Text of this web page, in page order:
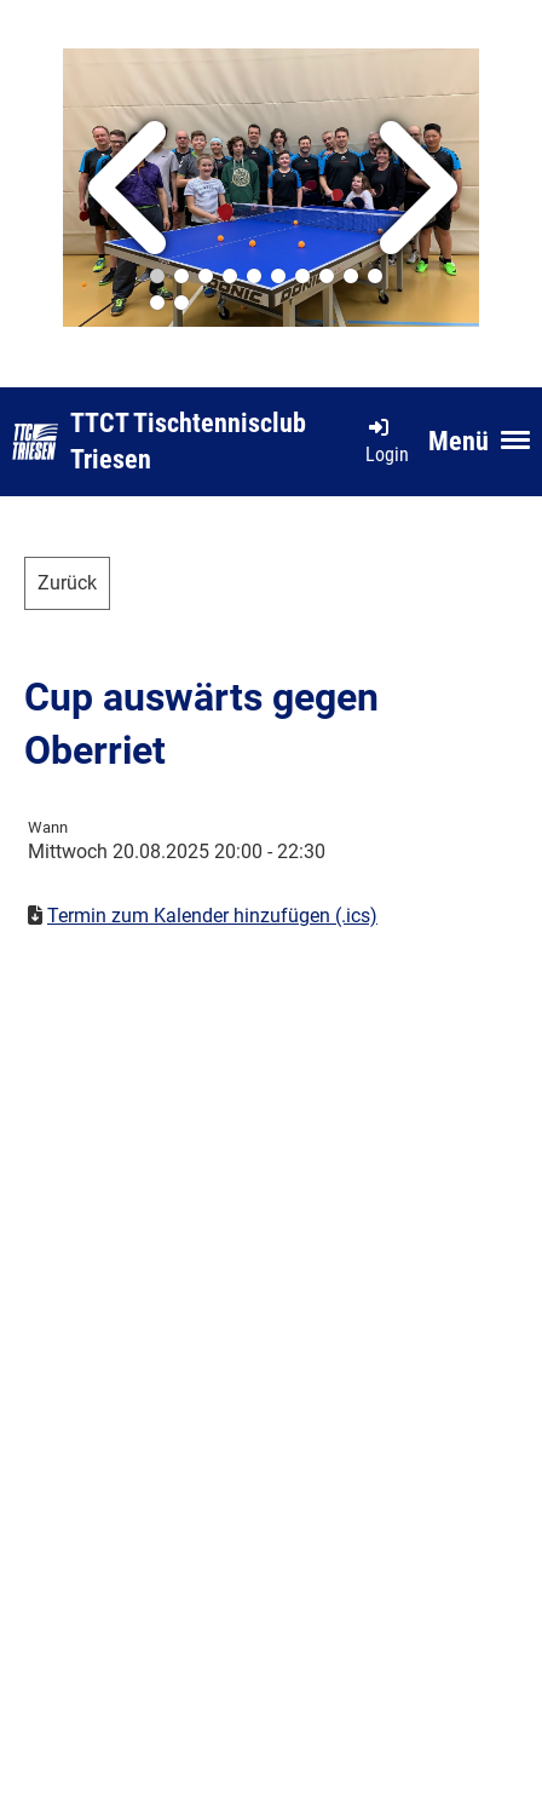
Menü
Login
TTCT Tischtennisclub
Triesen
Zurück
Cup auswärts gegen
Oberriet
Wann
Mittwoch 20.08.2025 20:00 - 22:30
Termin zum Kalender hinzufügen (.ics)